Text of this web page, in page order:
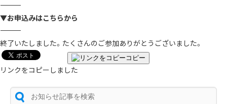
――――――――――――――――――――――――――――――――――――――
▼お申込みはこちらから
――――――――――――――――――――――――――――――――――――――
終了いたしました。たくさんのご参加ありがとうございました。
コピー
リンクをコピーしました